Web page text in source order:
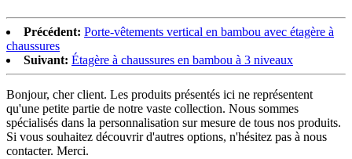
Précédent: Porte-vêtements vertical en bambou avec étagère à
chaussures
Suivant: Étagère à chaussures en bambou à 3 niveaux
Bonjour, cher client. Les produits présentés ici ne représentent
qu'une petite partie de notre vaste collection. Nous sommes
spécialisés dans la personnalisation sur mesure de tous nos produits.
Si vous souhaitez découvrir d'autres options, n'hésitez pas à nous
contacter. Merci.